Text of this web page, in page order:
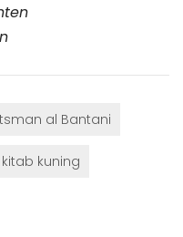
al Bantani
kitab kuning